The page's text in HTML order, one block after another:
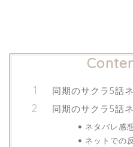
同期のサクラ5話
同期のサクラ5話
ネタバレ感
ネットでの